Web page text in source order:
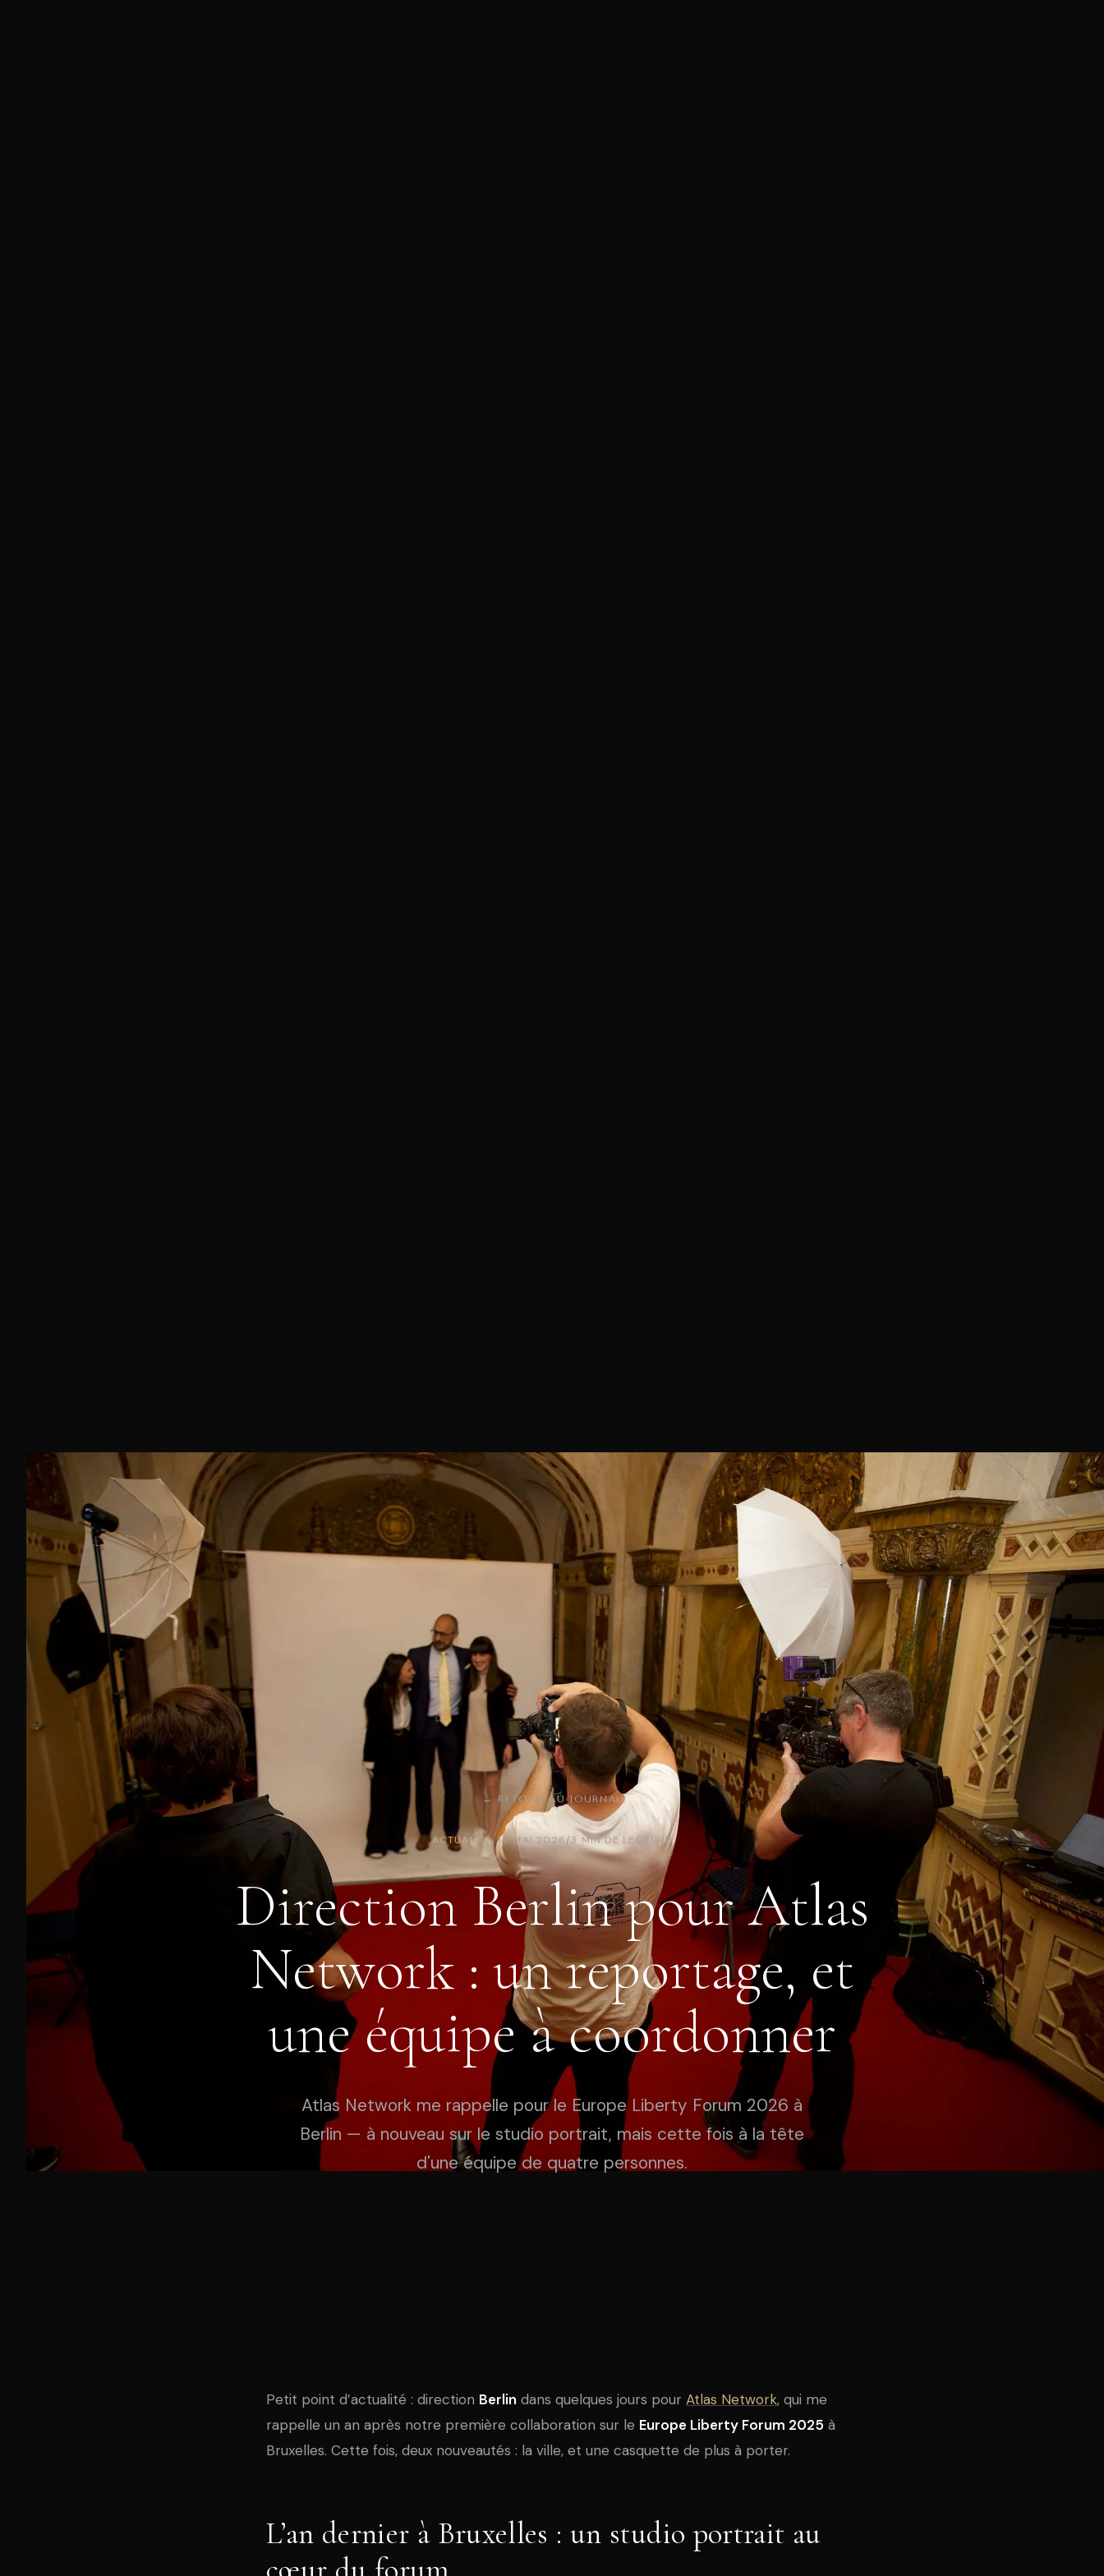
← RETOUR AU JOURNAL
ACTUALITÉ/15 MAI 2026/3 MIN DE LECTURE
Direction Berlin pour Atlas
Network : un reportage, et
une équipe à coordonner
Atlas Network me rappelle pour le Europe Liberty Forum 2026 à
Berlin — à nouveau sur le studio portrait, mais cette fois à la tête
d'une équipe de quatre personnes.
Petit point d’actualité : direction Berlin dans quelques jours pour Atlas Network, qui me
rappelle un an après notre première collaboration sur le Europe Liberty Forum 2025 à
Bruxelles. Cette fois, deux nouveautés : la ville, et une casquette de plus à porter.
L’an dernier à Bruxelles : un studio portrait au